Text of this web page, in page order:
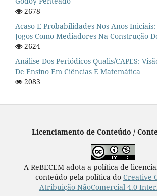
2678
Acaso E Probabilidades Nos Anos
Jogos Como Mediadores Na Construção
2624
Análise Dos Periódicos Qualis/CAPES:
De Ensino Em Ciências E Matemática
2083
Licenciamento de Conteúdo /
A ReBECEM adota a política de
conteúdo pela política do Creative
Atribuição-NãoComercial 4.0